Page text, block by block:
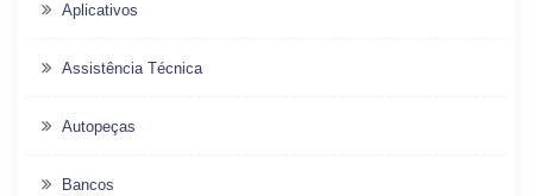
Aplicativos
Assistência Técnica
Autopeças
Bancos